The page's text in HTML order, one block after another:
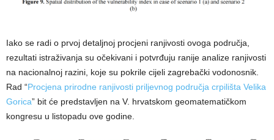
Iako se radi o prvoj detaljnoj procjeni ranjivosti ovoga područja,
rezultati istraživanja su očekivani i potvrđuju ranije analize ranjivosti
na nacionalnoj razini, koje su pokrile cijeli zagrebački vodonosnik.
Rad “Procjena prirodne ranjivosti priljevnog područja crpilišta Velika
Gorica” bit će predstavljen na V. hrvatskom geomatematičkom
kongresu u listopadu ove godine.